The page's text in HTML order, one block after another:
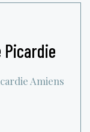
Picardie
Amiens